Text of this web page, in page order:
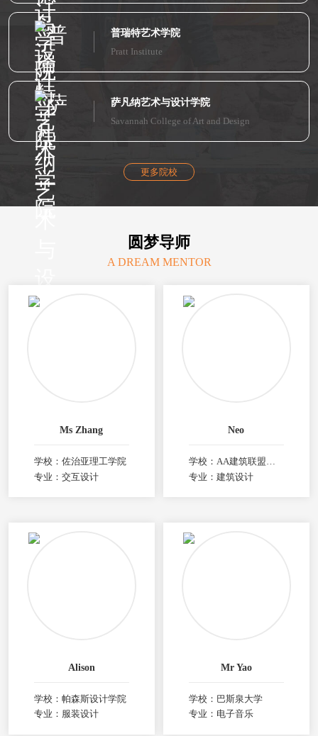
普瑞特艺术学院
Pratt Institute
萨凡纳艺术与设计学院
Savannah College of Art and Design
更多院校
圆梦导师
A DREAM MENTOR
Ms Zhang
学校：佐治亚理工学院
专业：交互设计
Neo
学校：AA建筑联盟学院
专业：建筑设计
Alison
学校：帕森斯设计学院
专业：服装设计
Mr Yao
学校：巴斯泉大学
专业：电子音乐